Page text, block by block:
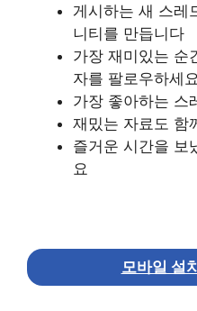
게시하는 새 스레
니티를 만듭니다
가장 재미있는 순
자를 팔로우하세요
가장 좋아하는 스
재밌는 자료도 함
즐거운 시간을 보
요
모바일 설